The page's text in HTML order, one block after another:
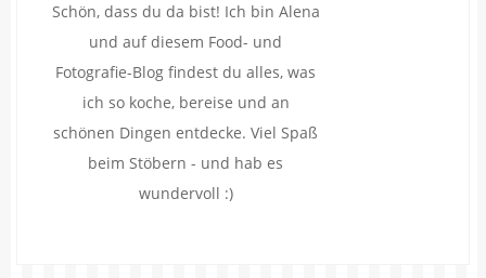
Schön, dass du da bist! Ich bin Alena
und auf diesem Food- und
Fotografie-Blog findest du alles, was
ich so koche, bereise und an
schönen Dingen entdecke. Viel Spaß
beim Stöbern - und hab es
wundervoll :)